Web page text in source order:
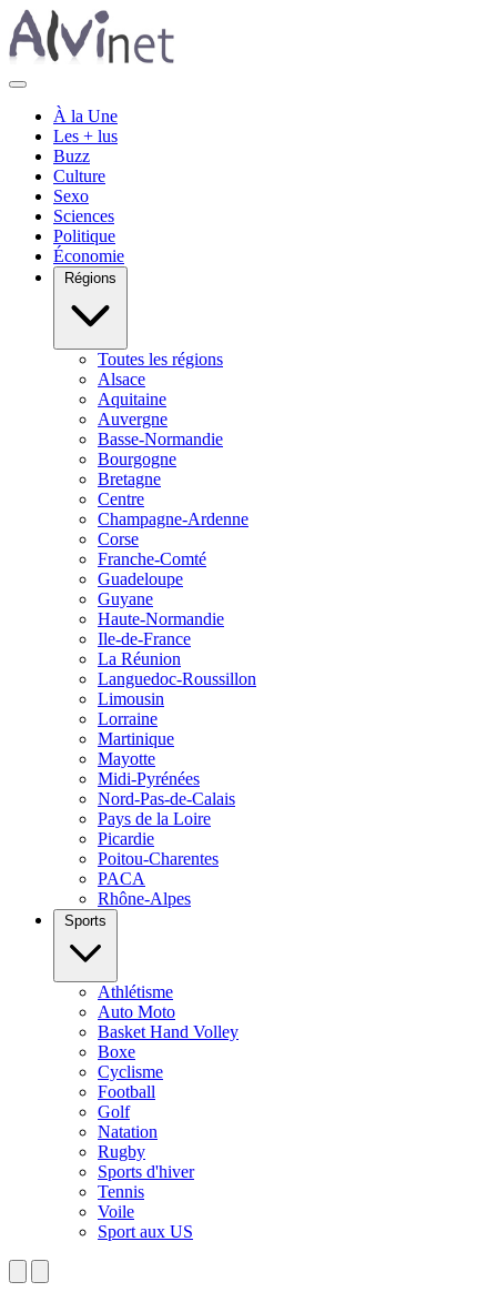
À la Une
Les + lus
Buzz
Culture
Sexo
Sciences
Politique
Économie
Régions
Toutes les régions
Alsace
Aquitaine
Auvergne
Basse-Normandie
Bourgogne
Bretagne
Centre
Champagne-Ardenne
Corse
Franche-Comté
Guadeloupe
Guyane
Haute-Normandie
Ile-de-France
La Réunion
Languedoc-Roussillon
Limousin
Lorraine
Martinique
Mayotte
Midi-Pyrénées
Nord-Pas-de-Calais
Pays de la Loire
Picardie
Poitou-Charentes
PACA
Rhône-Alpes
Sports
Athlétisme
Auto Moto
Basket Hand Volley
Boxe
Cyclisme
Football
Golf
Natation
Rugby
Sports d'hiver
Tennis
Voile
Sport aux US